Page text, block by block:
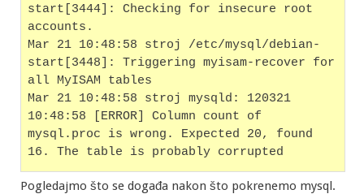
start[3444]: Checking for insecure root
accounts.
Mar 21 10:48:58 stroj /etc/mysql/debian-
start[3448]: Triggering myisam-recover for
all MyISAM tables
Mar 21 10:48:58 stroj mysqld: 120321
10:48:58 [ERROR] Column count of
mysql.proc is wrong. Expected 20, found
16. The table is probably corrupted
Pogledajmo što se događa nakon što pokrenemo mysql.